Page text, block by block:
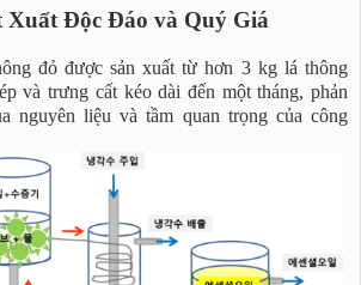
Xuất Độc Đáo và Quý Giá
đỏ được sản xuất từ hơn 3 kg lá thông
và trưng cất kéo dài đến một tháng, phản
nguyên liệu và tầm quan trọng của công